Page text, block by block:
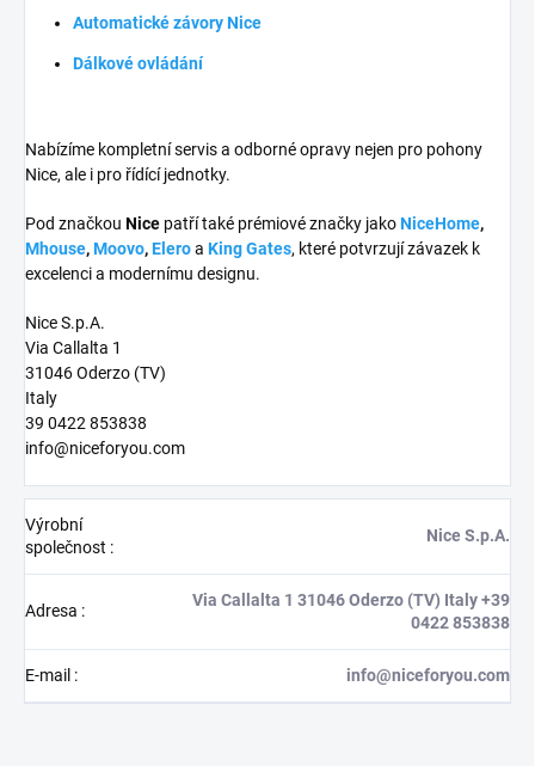
Automatické závory Nice
Dálkové ovládání
Nabízíme kompletní servis a odborné opravy nejen pro pohony
Nice, ale i pro řídící jednotky.
Pod značkou Nice patří také prémiové značky jakoNiceHome,
Mhouse,Moovo,Eleroa King Gates, které potvrzují závazek k
excelenci a modernímu designu.
Nice S.p.A.
Via Callalta 1
31046 Oderzo (TV)
Italy
39 0422 853838
info@niceforyou.com
Výrobní
společnost :
Nice S.p.A.
Adresa :
Via Callalta 1 31046 Oderzo (TV) Italy +39
0422 853838
E-mail : info@niceforyou.com